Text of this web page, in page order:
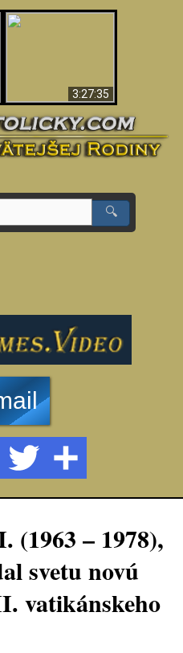
3:27:35
🔍
(1963 – 1978),
svetu novú
vatikánskeho